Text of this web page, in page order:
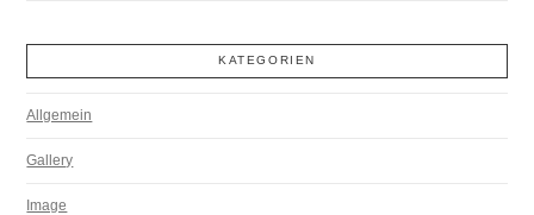
KATEGORIEN
Allgemein
Gallery
Image